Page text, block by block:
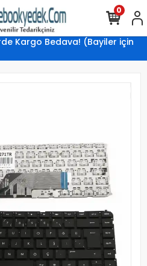
Kargo Bedava! (Bayiler için
0